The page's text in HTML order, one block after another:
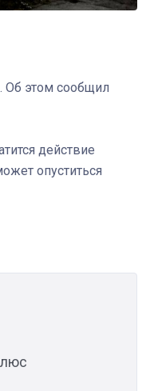
Об этом сообщил
действие
опуститься
4 октября 2025